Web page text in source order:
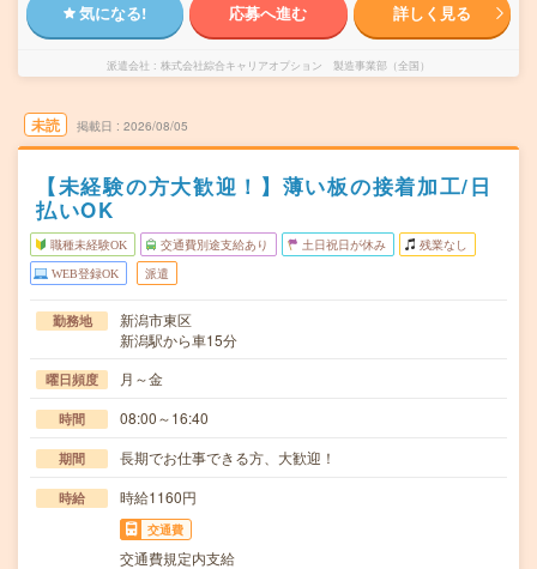
気になる! 応募へ進む 詳しく見る
派遣会社 株式会社綜合キャリアオプション 製造事業部（全国）
未読 掲載日 2026/08/05
【未経験の方大歓迎！】薄い板の接着加工/日
払いOK
職種未経験OK 交通費別途支給あり 土日祝日が休み 残業なし
WEB登録OK 派遣
勤務地
新潟市東区
新潟駅から車15分
曜日頻度 月～金
時間 08:00～16:40
期間 長期でお仕事できる方、大歓迎！
時給 時給1160円
交通費
交通費規定内支給